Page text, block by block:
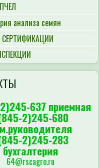
анализа семян
СЕРТИФИКАЦИИ
637 приемная
2)245-680
2)245-283
бухгалтерия
64@rscagro.ru